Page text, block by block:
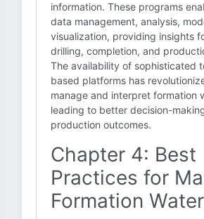
information. These programs
data management, analysis,
visualization, providing insights
drilling, completion, and
The availability of sophisticated
based platforms has
manage and interpret formation
leading to better decision-
production outcomes.
Chapter 4: Best
Practices for
Formation Water